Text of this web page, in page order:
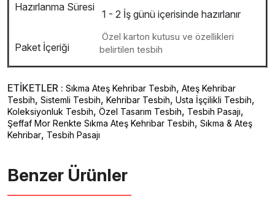
Hazırlanma Süresi
1 - 2 İş günü içerisinde hazırlanır
Paket İçeriği
Özel karton kutusu ve özellikleri
belirtilen tesbih
ETİKETLER : Sıkma Ateş Kehribar Tesbih, Ateş Kehribar
Tesbih, Sistemli Tesbih, Kehribar Tesbih, Usta İşçilikli Tesbih,
Koleksiyonluk Tesbih, Özel Tasarım Tesbih, Tesbih Pasajı,
Şeffaf Mor Renkte Sıkma Ateş Kehribar Tesbih, Sıkma & Ateş
Kehribar, Tesbih Pasajı
Benzer Ürünler ️